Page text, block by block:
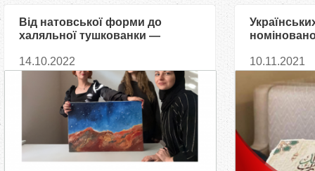
Від натовської форми до
халяльної тушкованки —
допомагають захисникам
14.10.2022 10.11.2021